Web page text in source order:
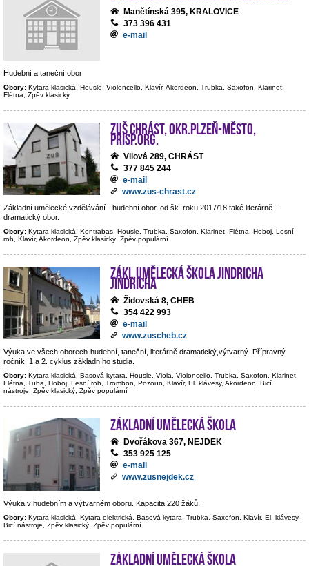
Manětínská 395, KRALOVICE
373 396 431
e-mail
Hudební a taneční obor
Obory: Kytara klasická, Housle, Violoncello, Klavír, Akordeon, Trubka, Saxofon, Klarinet,
Flétna, Zpěv klasický
ZUŠ Chrást, okr.Plzeň-město,
přísp.org.
Vilová 289, CHRÁST
377 845 244
e-mail
www.zus-chrast.cz
Základní umělecké vzdělávání - hudební obor, od šk. roku 2017/18 také literárně -
dramatický obor.
Obory: Kytara klasická, Kontrabas, Housle, Trubka, Saxofon, Klarinet, Flétna, Hoboj, Lesní
roh, Klavír, Akordeon, Zpěv klasický, Zpěv populární
Zákl.umělecká škola Jindricha
Jindricha
Židovská 8, CHEB
354 422 993
e-mail
www.zuscheb.cz
Výuka ve všech oborech-hudební, taneční, literárně dramatický,výtvarný. Přípravný
ročník, 1.a 2. cyklus základního studia.
Obory: Kytara klasická, Basová kytara, Housle, Viola, Violoncello, Trubka, Saxofon, Klarinet,
Flétna, Tuba, Hoboj, Lesní roh, Trombon, Pozoun, Klavír, El. klávesy, Akordeon, Bicí
nástroje, Zpěv klasický, Zpěv populární
Základní umělecká škola
Dvořákova 367, NEJDEK
353 925 125
e-mail
www.zusnejdek.cz
Výuka v hudebním a výtvarném oboru. Kapacita 220 žáků.
Obory: Kytara klasická, Kytara elektrická, Basová kytara, Trubka, Saxofon, Klavír, El. klávesy,
Bicí nástroje, Zpěv klasický, Zpěv populární
Základní umělecká škola